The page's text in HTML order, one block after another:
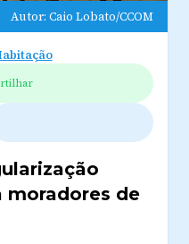
Autor: Caio Lobato/CCOM
de